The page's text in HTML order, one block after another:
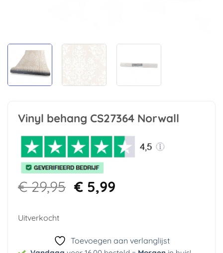
Vinyl behang CS27364 Norwall
€29,95 Oorspronkelijke
prijs
€5,99Huidige
Uitverkocht
Toevoegen aan verlanglijst